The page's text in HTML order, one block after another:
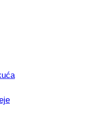
All-in-One Trimmer